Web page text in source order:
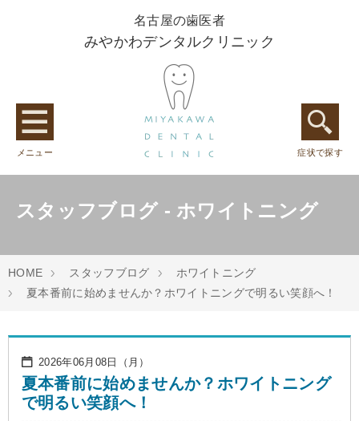
名古屋の歯医者
みやかわデンタルクリニック
メニュー 症状で探す
スタッフブログ - ホワイトニング
HOME スタッフブログ
ホワイトニング
夏本番前に始めませんか？ホワイトニングで明るい笑顔へ！
2026年06月08日（月）
夏本番前に始めませんか？ホワイトニング
で明るい笑顔へ！